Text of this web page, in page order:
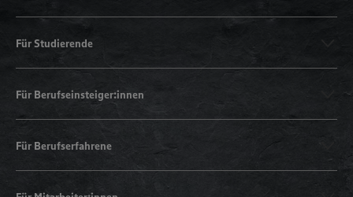
Für Studierende
Für Berufseinsteiger:innen
Für Berufserfahrene